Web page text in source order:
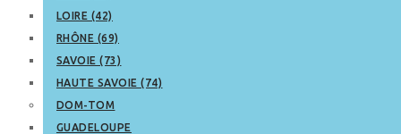
LOIRE (42)
RHÔNE (69)
SAVOIE (73)
HAUTE SAVOIE (74)
DOM-TOM
GUADELOUPE